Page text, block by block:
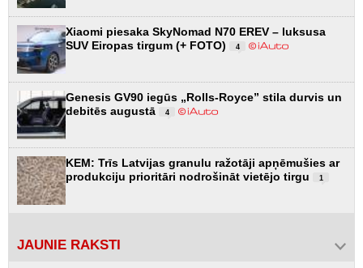
Xiaomi piesaka SkyNomad N70 EREV – luksusa
SUV Eiropas tirgum (+ FOTO)
4
Genesis GV90 iegūs „Rolls-Royce” stila durvis un
debitēs augustā
4
KEM: Trīs Latvijas granulu ražotāji apņēmušies ar
produkciju prioritāri nodrošināt vietējo tirgu
1
JAUNIE RAKSTI